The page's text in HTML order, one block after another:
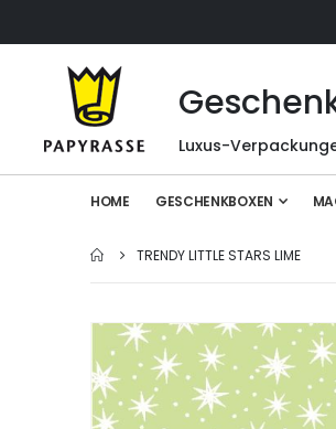
Luxus-
HOME GESCHENKBOXEN
TRENDY LITTLE STARS LIME
Zum
Ende
der
Bildgalerie